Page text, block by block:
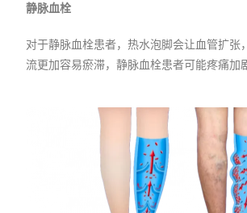
静脉血栓
对于静脉血栓患者，热水泡脚会让血管扩张
流更加容易瘀滞，静脉血栓患者可能疼痛加